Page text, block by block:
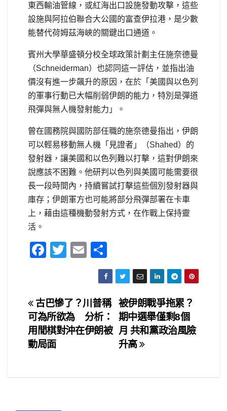
東西輸油管線，或紅海出口設施發動攻擊，這些
設施與阿拉伯聯合大公國的富查伊拉港，是少數
能替代荷姆茲海峽的關鍵出口通道。
賓州大學華盛頓分校全球政策計劃主任施奈德曼
（Schneiderman）也認同這一評估，並指出油
價沒有進一步飆升的原因，在於「美國與以色列
的軍事行動已大幅削弱伊朗的能力，特別是彈道
飛彈與無人機發射能力」。
曾在國務院與國防部任職的施奈德曼指出，伊朗
可以輕易移動無人機「見證者」（Shahed）的
發射器，讓美國和以色列難以打擊，這對伊朗來
說應該不困難。他研判以色列與美國可能需要很
長一段時間內，持續嘗試打擊這些個別發射器與
庫存；伊朗軍方也可能將部分飛彈部署在卡車
上，藉由這種機動發射方式，在作戰上保持靈
活。
F
e
b
o
o
T
er
E
m
ail
h
ar
e
文
章
導
被伊朗戰爭拖累？
期中選舉僅剩8個
月 共和黨政治風險
升高
古巴慘了？川普稱
可為所欲為 分析：
用閒棋對沖在伊朗被
動局面